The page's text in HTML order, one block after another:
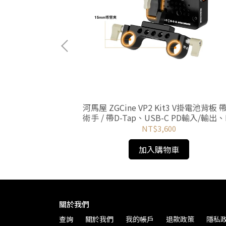
河馬屋 ZGCine VP2 Kit3 V掛電池背板
術手 / 帶D-Tap、USB-C PD輸入/輸出
輸入、LEMO接口
NT$3,600
加入購物車
關於我們
查詢 關於我們 我的帳戶 退款政策 隱私